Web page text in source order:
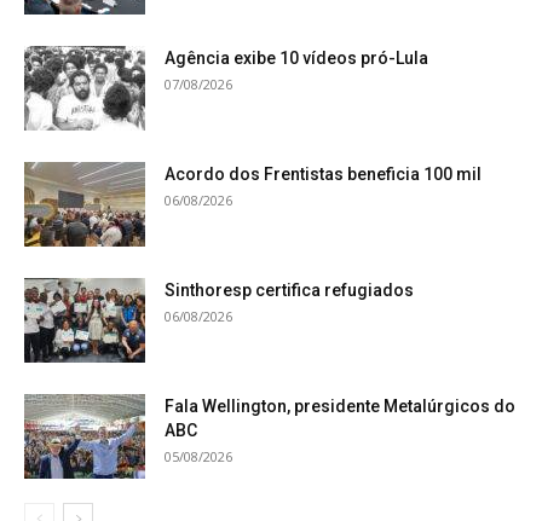
Agência exibe 10 vídeos pró-Lula
07/08/2026
Acordo dos Frentistas beneficia 100 mil
06/08/2026
Sinthoresp certifica refugiados
06/08/2026
Fala Wellington, presidente Metalúrgicos do
ABC
05/08/2026